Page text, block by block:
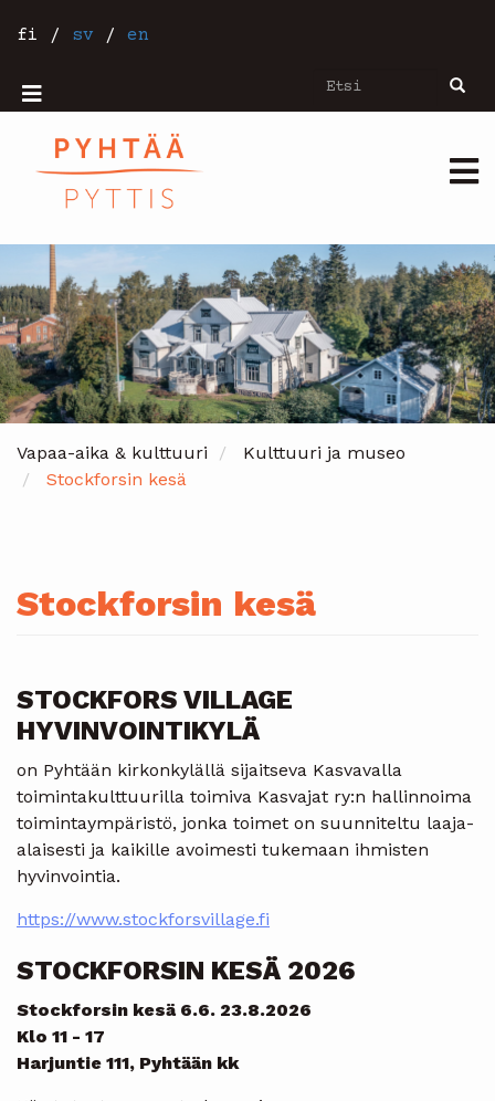
pääsisältöön
fi / sv / en
Etsi Etsi
Mobiilivalikko
Vapaa-aika & kulttuuri
Kulttuuri ja museo
Stockforsin kesä
Stockforsin kesä
STOCKFORS VILLAGE
HYVINVOINTIKYLÄ
on Pyhtään kirkonkylällä sijaitseva Kasvavalla
toimintakulttuurilla toimiva Kasvajat ry:n hallinnoima
toimintaympäristö, jonka toimet on suunniteltu laaja-
alaisesti ja kaikille avoimesti tukemaan ihmisten
hyvinvointia.
https://www.stockforsvillage.fi
STOCKFORSIN KESÄ 2026
Stockforsin kesä 6.6. 23.8.2026
Klo 11 - 17
Harjuntie 111, Pyhtään kk